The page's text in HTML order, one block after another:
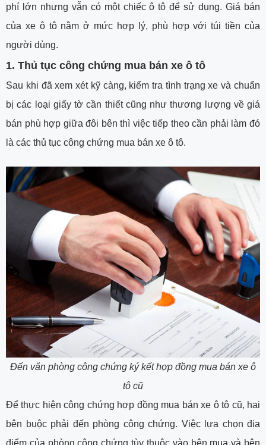
phí lớn nhưng vẫn có một chiếc ô tô để sử dụng. Giá bán
của xe ô tô nằm ở mức hợp lý, phù hợp với túi tiền của
người dùng.
1. Thủ tục công chứng mua bán xe ô tô
Sau khi đã xem xét kỹ càng, kiểm tra tình trạng xe và chuẩn
bị các loại giấy tờ cần thiết cũng như thương lượng về giá
bán phù hợp giữa đôi bên thì việc tiếp theo cần phải làm đó
là các thủ tục công chứng mua bán xe ô tô.
Đến văn phòng công chứng ký kết hợp đồng mua bán xe ô
tô cũ
Để thực hiện công chứng hợp đồng mua bán xe ô tô cũ, hai
bên buộc phải đến phòng công chứng. Việc lựa chọn địa